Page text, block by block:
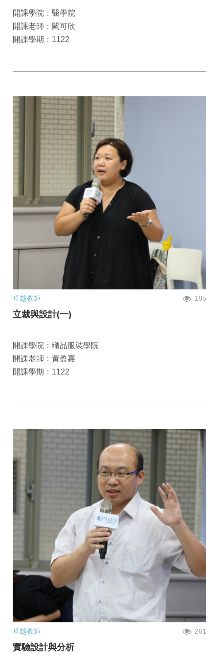
開課學院：醫學院
開課老師：闕可欣
開課學期：1122
卓越教師 185
立裁與設計(一)
開課學院：織品服裝學院
開課老師：黃盈嘉
開課學期：1122
卓越教師 261
實驗設計與分析